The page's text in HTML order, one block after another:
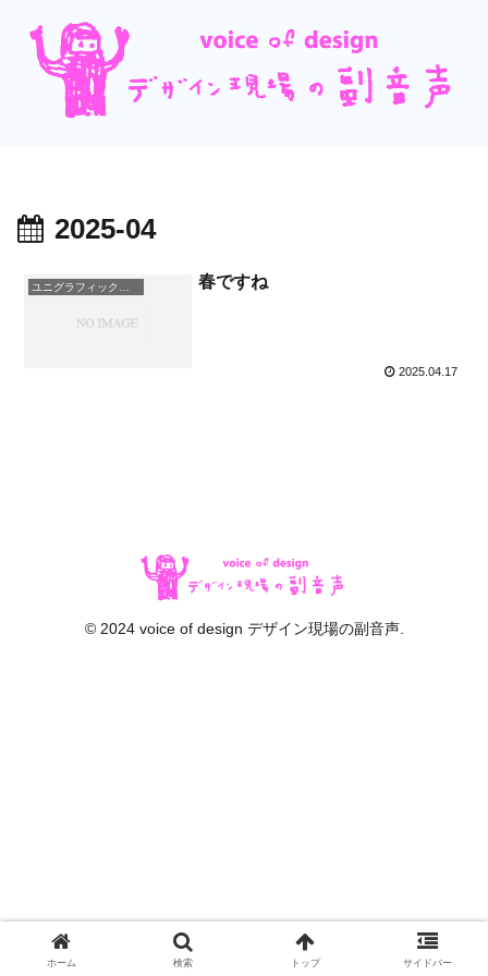
2025-04
ユニグラフィックの日常 春ですね
2025.04.17
© 2024 voice of design デザイン現場の副音声.
ホーム 検索 トップ サイドバー